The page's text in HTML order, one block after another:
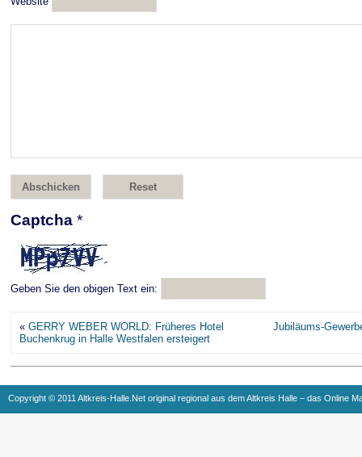
Captcha *
Geben Sie den obigen Text ein:
« GERRY WEBER WORLD: Früheres Hotel
Buchenkrug in Halle Westfalen ersteigert
Jubiläums-
Copyright © 2011 Altkreis-Halle.Net original regional aus dem Altkreis Halle – das Online